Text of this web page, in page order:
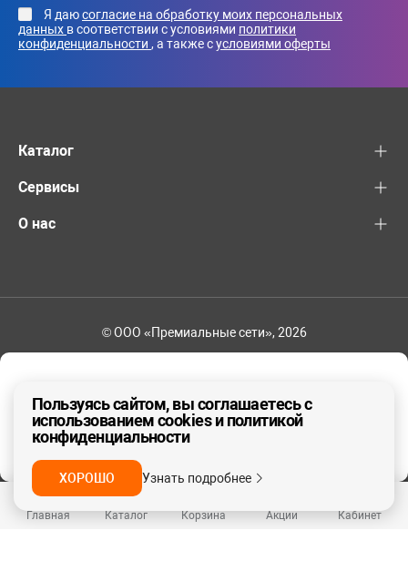
Главная Каталог Корзина Акции Кабинет
ДА, ВЕРНО
Я даюсогласие на обработку моих персональных
данных в соответствии с условиями политики
конфиденциальности , а также сусловиями оферты
Каталог
Сервисы
О нас
© ООО «Премиальные сети», 2026
Пользуясь сайтом, вы соглашаетесь с
использованием cookies и политикой
конфиденциальности
ХОРОШО Узнать подробнее